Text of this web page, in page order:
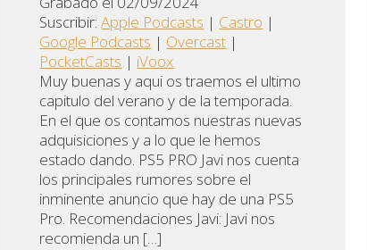
Podcasts
Overcast
PocketCasts
FEED RSS
ENLACE
INCRUSTAR
Suscribir:Apple Podcasts | Castro |
Google Podcasts | Overcast |
PocketCasts | iVoox
Muy buenas y aqui os traemos el ultimo
capitulo del verano y de la temporada.
En el que os contamos nuestras nuevas
adquisiciones y a lo que le hemos
estado dando. PS5 PRO Javi nos cuenta
los principales rumores sobre el
inminente anuncio que hay de una PS5
Pro. Recomendaciones Javi: Javi nos
recomienda un […]